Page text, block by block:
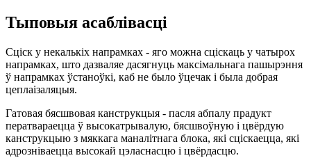
Тыповыя асаблівасці
Сціск у некалькіх напрамках - яго можна сціскаць у чатырох
напрамках, што дазваляе дасягнуць максімальнага пашырэння
ў напрамках ўстаноўкі, каб не было ўцечак і была добрая
цеплаізаляцыя.
Гатовая бясшвовая канструкцыя - пасля абпалу прадукт
ператвараецца ў высокатрывалую, бясшвоўную і цвёрдую
канструкцыю з мяккага маналітнага блока, які сціскаецца, які
адрозніваецца высокай цэласнасцю і цвёрдасцю.